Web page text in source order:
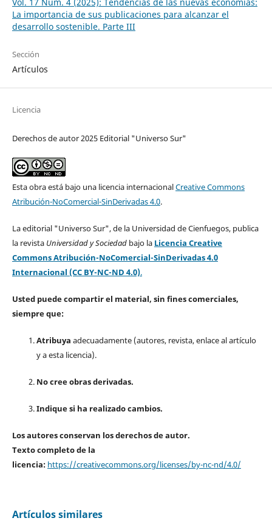
La importancia de sus publicaciones para alcanzar el
desarrollo sostenible. Parte III
Sección
Artículos
Licencia
Derechos de autor 2025 Editorial "Universo Sur"
Esta obra está bajo una licencia internacionalCreative Commons
Atribución-NoComercial-SinDerivadas 4.0.
La editorial "Universo Sur", de la Universidad de Cienfuegos, publica
la revista Universidad y Sociedad bajo la Licencia Creative
Commons Atribución-NoComercial-SinDerivadas 4.0
Internacional (CC BY-NC-ND 4.0).
Usted puede compartir el material, sin fines comerciales,
siempre que:
Atribuya adecuadamente (autores, revista, enlace al artículo
y a esta licencia).
No cree obras derivadas.
Indique si ha realizado cambios.
Los autores conservan los derechos de autor.
Texto completo de la
licencia: https://creativecommons.org/licenses/by-nc-nd/4.0/
Artículos similares